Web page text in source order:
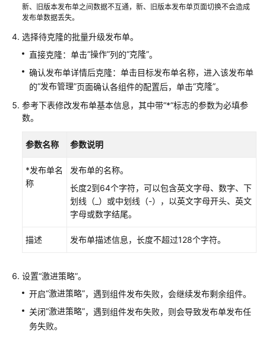
过
IAM
授
予
使
用
ServiceStage
权
环
管
管
组
件
管
理
新、旧版本发布单之间数据不互通，新、旧版本发布单页面切换不会造成
发布单数据丢失。
选择待克隆的批量升级发布单。
直接克隆：单击“操作”列的“克隆”。
确认发布单详情后克隆：单击目标发布单名称，进入该发布单
的“发布管理”页面确认各组件的配置后，单击“克隆”。
参考下表修改发布单基本信息，其中带“*”标志的参数为必填参
数。
参数名称 参数说明
*发布单名
称
发布单的名称。
长度2到64个字符，可以包含英文字母、数字、下
划线（_）或中划线（-），以英文字母开头、英文
字母或数字结尾。
描述 发布单描述信息，长度不超过128个字符。
设置“激进策略”。
开启“激进策略”，遇到组件发布失败，会继续发布剩余组件。
关闭“激进策略”，遇到组件发布失败，则会导致发布单发布任
务失败。